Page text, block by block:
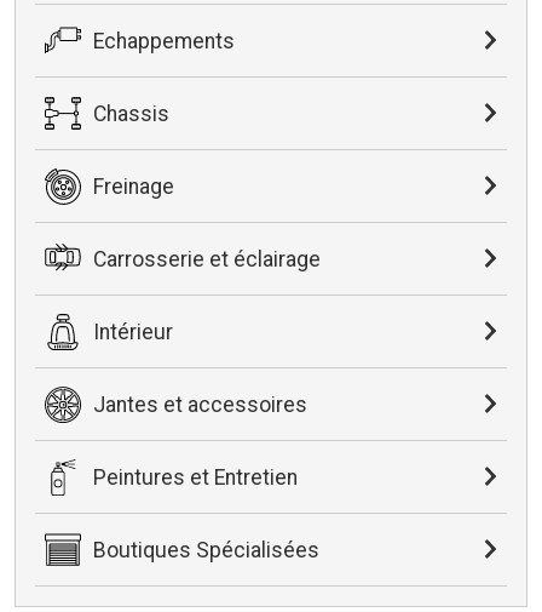
Echappements
Chassis
Freinage
Carrosserie et éclairage
Intérieur
Jantes et accessoires
Peintures et Entretien
Boutiques Spécialisées